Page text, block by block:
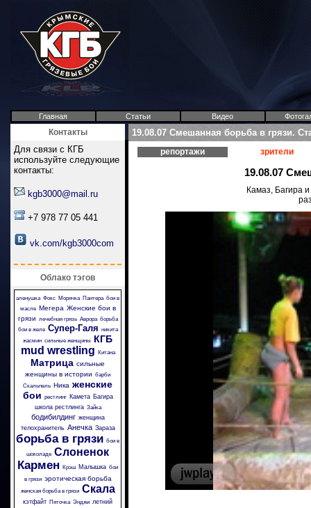
Главная Статьи Видео
Контакты
Для связи с КГБ
используйте следующие
контакты:
kgb3000@mail.ru
+7 978 77 05 441
vk.com/kgb3000com
Облако тэгов
аленушка Фокс Морячка Пантера бои в
масле Мегера Женские бои в
грязи лечебная грязь Аврора борьба
бои в желе Супер-Галя никита
жасмин сильные женщины КГБ
mud wrestling Китана
Матрица сильные
женщины в истории барби
Скальпель Ника женские
бои рестлинг Камета Багира
школа рестлинга Зайка
бодибилдинг женщина
телохранитель Анечка Зараза
борьба в грязи бои в
шоколаде Слоненок
Кармен Крэш Малышка бои
в грязи эротическая борьба
женская борьба в грязи Скала
кэтфайт Пяточка Энджи летний
19.08.07 Смешанная борьба в грязи.
репортажи зрители
19.08.07
Камаз, Багира